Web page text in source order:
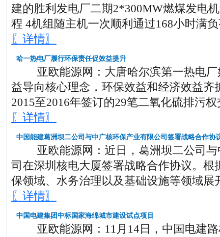
建的胜利发电厂二期2*300MW燃煤发电
程 4机组随主机一次顺利通过168小时满
〖详情〗
哈一热电厂履行环保责任促效益提升
亚欧能源网：大唐哈尔滨第一热电厂
益导向核心理念，环保效益和经济效益齐
2015至2016年签订的29笔二氧化硫排污
〖详情〗
中国能建葛洲坝二公司与中广核环保产业有限公司签署战略合作协
亚欧能源网：近日，葛洲坝二公司与
司在深圳核电大厦签署战略合作协议。根
保领域、水务治理以及基础设施等领域展
〖详情〗
中国电建集团中标国家海绵城市建设试点项目
亚欧能源网：11月14日，中国电建路